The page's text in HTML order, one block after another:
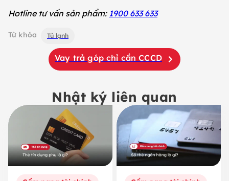
Hotline tư vấn sản phẩm: 1900 633 633
Từ khóa Tủ lạnh
Vay trả góp chỉ cần CCCD
Nhật ký liên quan